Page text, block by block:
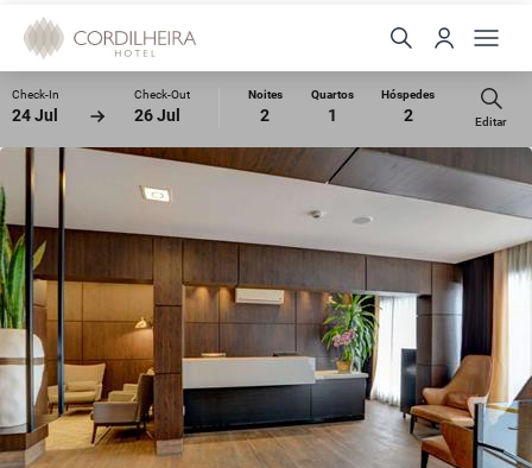
Check-In
24 Jul
Check-Out
26 Jul
Noites
2
Quartos
1
Hóspedes
2 Editar